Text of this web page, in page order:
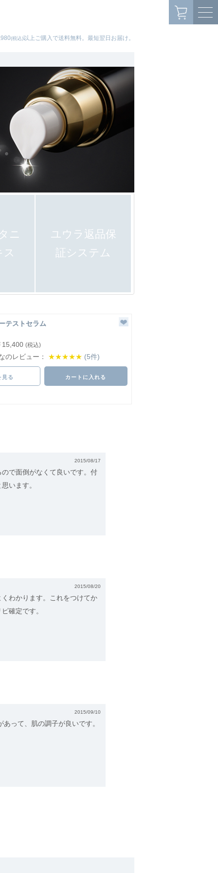
(税込)以上ご購入で送料無料。最短翌日お届け。
ニ
ス
ユウラ返品保
証システム
テストセラム
15,400 (税込)
のレビュー： ★★★★★ (5件)
見る カートに入れる
2015/08/17
で面倒がなくて良いです。付
います。
2015/08/20
わかります。これをつけてか
確定です。
2015/09/10
って、肌の調子が良いです。